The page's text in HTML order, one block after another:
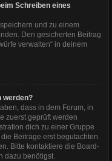
Schreiben eines
und zu einem
Den gesicherten Beitrag
verwalten“ in deinem
werden?
dass in dem Forum, in
zuerst geprüft werden
dich zu einer Gruppe
Beiträge erst begutachten
Bitte kontaktiere die Board-
dazu benötigst.